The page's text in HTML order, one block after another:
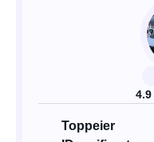
4.9
Toppeier